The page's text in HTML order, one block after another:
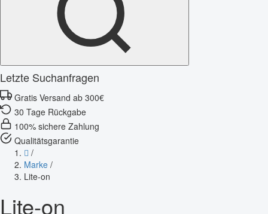
Letzte Suchanfragen
Gratis Versand ab 300€
30 Tage Rückgabe
100% sichere Zahlung
Qualitätsgarantie
/
Marke /
Lite-on
Lite-on